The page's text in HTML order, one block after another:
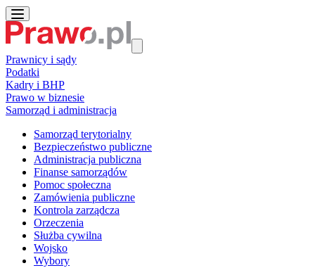
Prawnicy i sądy
Podatki
Kadry i BHP
Prawo w biznesie
Samorząd i administracja
Samorząd terytorialny
Bezpieczeństwo publiczne
Administracja publiczna
Finanse samorządów
Pomoc społeczna
Zamówienia publiczne
Kontrola zarządcza
Orzeczenia
Służba cywilna
Wojsko
Wybory